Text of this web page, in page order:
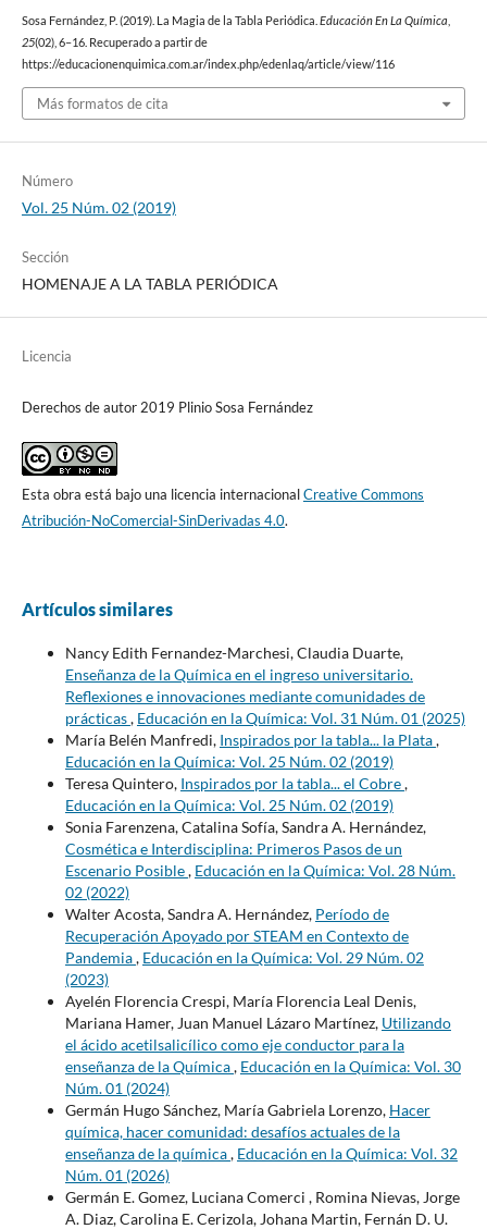
Sosa Fernández, P. (2019). La Magia de la Tabla Periódica. Educación En La Química
25(02), 6–16. Recuperado a partir de
https://educacionenquimica.com.ar/index.php/edenlaq/article/view/116
Más formatos de cita
Número
Vol. 25 Núm. 02 (2019)
Sección
HOMENAJE A LA TABLA PERIÓDICA
Licencia
Derechos de autor 2019 Plinio Sosa Fernández
Esta obra está bajo una licencia internacionalCreative Commons
Atribución-NoComercial-SinDerivadas 4.0.
Artículos similares
Nancy Edith Fernandez-Marchesi, Claudia Duarte,
Enseñanza de la Química en el ingreso universitario.
Reflexiones e innovaciones mediante comunidades de
prácticas, Educación en la Química: Vol. 31 Núm. 01 (2025)
María Belén Manfredi, Inspirados por la tabla... la Plata,
Educación en la Química: Vol. 25 Núm. 02 (2019)
Teresa Quintero, Inspirados por la tabla... el Cobre,
Educación en la Química: Vol. 25 Núm. 02 (2019)
Sonia Farenzena, Catalina Sofía, Sandra A. Hernández,
Cosmética e Interdisciplina: Primeros Pasos de un
Escenario Posible, Educación en la Química: Vol. 28 Núm.
02 (2022)
Walter Acosta, Sandra A. Hernández, Período de
Recuperación Apoyado por STEAM en Contexto de
Pandemia, Educación en la Química: Vol. 29 Núm. 02
(2023)
Ayelén Florencia Crespi, María Florencia Leal Denis,
Mariana Hamer, Juan Manuel Lázaro Martínez, Utilizando
el ácido acetilsalicílico como eje conductor para la
enseñanza de la Química, Educación en la Química: Vol. 30
Núm. 01 (2024)
Germán Hugo Sánchez, María Gabriela Lorenzo, Hacer
química, hacer comunidad: desafíos actuales de la
enseñanza de la química, Educación en la Química: Vol. 32
Núm. 01 (2026)
Germán E. Gomez, Luciana Comerci , Romina Nievas, Jorge
A. Diaz, Carolina E. Cerizola, Johana Martin, Fernán D. U.